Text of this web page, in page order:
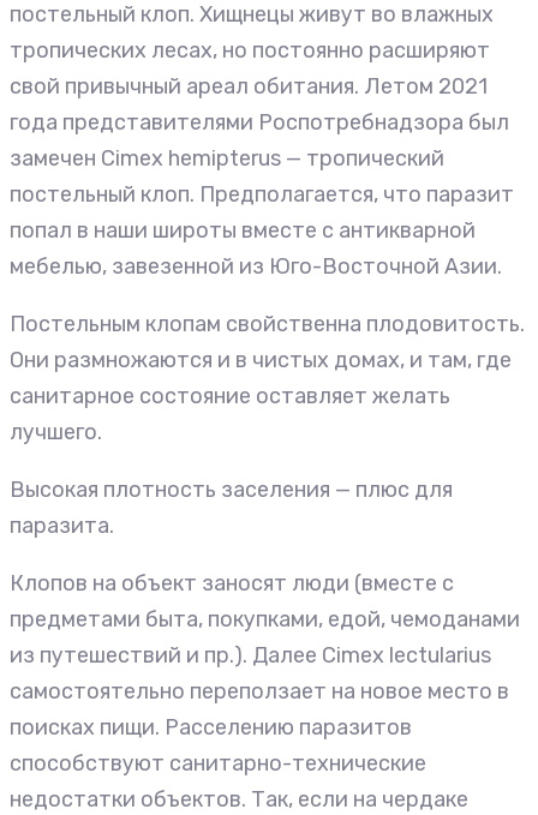
постельный клоп. Хищнецы живут во влажных
тропических лесах, но постоянно расширяют
свой привычный ареал обитания. Летом 2021
года представителями Роспотребнадзора был
замечен Cimex hemipterus — тропический
постельный клоп. Предполагается, что паразит
попал в наши широты вместе с антикварной
мебелью, завезенной из Юго-Восточной Азии.
Постельным клопам свойственна плодовитость.
Они размножаются и в чистых домах, и там, где
санитарное состояние оставляет желать
лучшего.
Высокая плотность заселения — плюс для
паразита.
Клопов на объект заносят люди (вместе с
предметами быта, покупками, едой, чемоданами
из путешествий и пр.). Далее Cimex lectularius
самостоятельно переползает на новое место в
поисках пищи. Расселению паразитов
способствуют санитарно-технические
недостатки объектов. Так, если на чердаке